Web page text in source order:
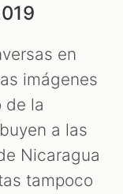
en
imágenes
de la
a las
Nicaragua
tampoco